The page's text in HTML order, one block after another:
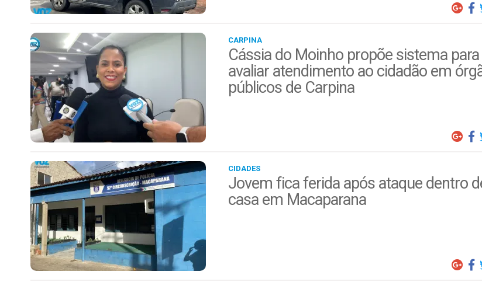
CARPINA
Cássia do Moinho propõe sistema para
avaliar atendimento ao cidadão em
públicos de Carpina
CIDADES
Jovem fica ferida após ataque dentro
casa em Macaparana